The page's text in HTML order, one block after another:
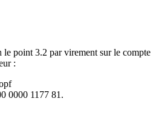
point 3.2 par virement sur le compte
:
0000 1177 81.